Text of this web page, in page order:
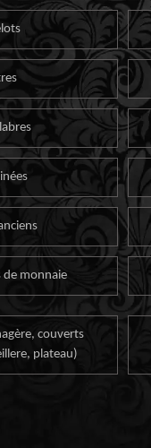
de monnaie
couverts
plateau)